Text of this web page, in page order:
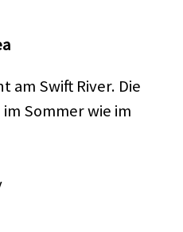
am Swift River. Die
Sommer wie im